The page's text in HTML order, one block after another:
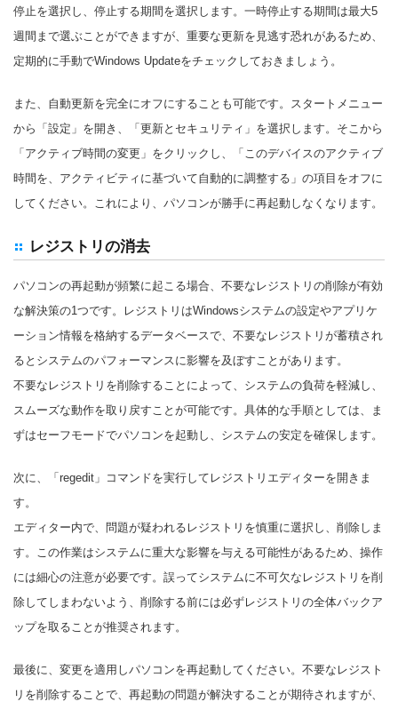
停止を選択し、停止する期間を選択します。一時停止する期間は最大5
週間まで選ぶことができますが、重要な更新を見逃す恐れがあるため、
定期的に手動でWindows Updateをチェックしておきましょう。
また、自動更新を完全にオフにすることも可能です。スタートメニュー
から「設定」を開き、「更新とセキュリティ」を選択します。そこから
「アクティブ時間の変更」をクリックし、「このデバイスのアクティブ
時間を、アクティビティに基づいて自動的に調整する」の項目をオフに
してください。これにより、パソコンが勝手に再起動しなくなります。
レジストリの消去
パソコンの再起動が頻繁に起こる場合、不要なレジストリの削除が有効
な解決策の1つです。レジストリはWindowsシステムの設定やアプリケ
ーション情報を格納するデータベースで、不要なレジストリが蓄積され
るとシステムのパフォーマンスに影響を及ぼすことがあります。
不要なレジストリを削除することによって、システムの負荷を軽減し、
スムーズな動作を取り戻すことが可能です。具体的な手順としては、ま
ずはセーフモードでパソコンを起動し、システムの安定を確保します。
次に、「regedit」コマンドを実行してレジストリエディターを開きま
す。
エディター内で、問題が疑われるレジストリを慎重に選択し、削除しま
す。この作業はシステムに重大な影響を与える可能性があるため、操作
には細心の注意が必要です。誤ってシステムに不可欠なレジストリを削
除してしまわないよう、削除する前には必ずレジストリの全体バックア
ップを取ることが推奨されます。
最後に、変更を適用しパソコンを再起動してください。不要なレジスト
リを削除することで、再起動の問題が解決することが期待されますが、